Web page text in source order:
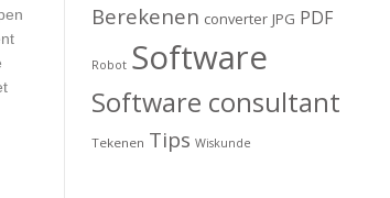
Berekenen converter JPG PDF
Robot Software
Software consultant
Tekenen Tips Wiskunde